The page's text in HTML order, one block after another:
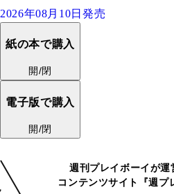
2026年08月10日発売
紙の本で購入
開/閉
電子版で購入
開/閉
週刊プレイボーイが運
コンテンツサイト『週プ